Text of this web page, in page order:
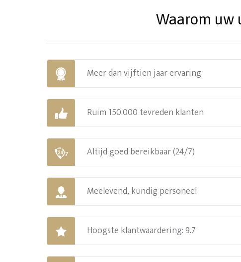
Waarom uw
Meer dan vijftien jaar ervaring
Ruim 150.000 tevreden klanten
Altijd goed bereikbaar (24/7)
Meelevend, kundig personeel
Hoogste klantwaardering: 9.7